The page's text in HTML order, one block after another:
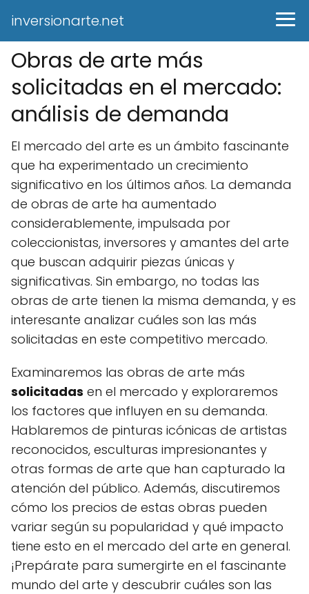
inversionarte.net
Obras de arte más
solicitadas en el mercado:
análisis de demanda
El mercado del arte es un ámbito fascinante
que ha experimentado un crecimiento
significativo en los últimos años. La demanda
de obras de arte ha aumentado
considerablemente, impulsada por
coleccionistas, inversores y amantes del arte
que buscan adquirir piezas únicas y
significativas. Sin embargo, no todas las
obras de arte tienen la misma demanda, y es
interesante analizar cuáles son las más
solicitadas en este competitivo mercado.
Examinaremos las obras de arte más
solicitadas en el mercado y exploraremos
los factores que influyen en su demanda.
Hablaremos de pinturas icónicas de artistas
reconocidos, esculturas impresionantes y
otras formas de arte que han capturado la
atención del público. Además, discutiremos
cómo los precios de estas obras pueden
variar según su popularidad y qué impacto
tiene esto en el mercado del arte en general.
¡Prepárate para sumergirte en el fascinante
mundo del arte y descubrir cuáles son las